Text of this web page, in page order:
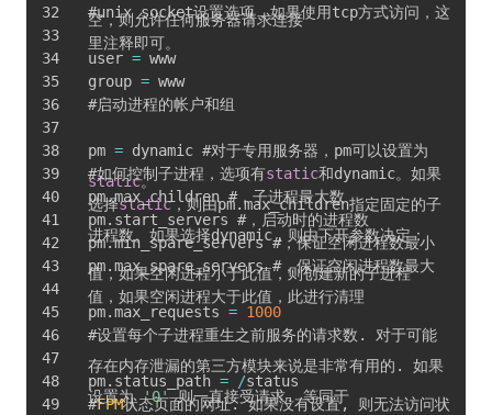
空，则允许任何服务器请求连接
#unix socket设置选项，如果使用tcp方式访问，这
里注释即可。
user = www
group = www
#启动进程的帐户和组
pm = dynamic #对于专用服务器，pm可以设置为
static。
#如何控制子进程，选项有static和dynamic。如果
选择static，则由pm.max_children指定固定的子
进程数。如果选择dynamic，则由下开参数决定：
pm.max_children #，子进程最大数
pm. start_servers #，启动时的进程数
pm.min_spare_servers #，保证空闲进程数最小
值，如果空闲进程小于此值，则创建新的子进程
pm.max_spare_servers #，保证空闲进程数最大
值，如果空闲进程大于此值，此进行清理
pm.max_requests = 1000
#设置每个子进程重生之前服务的请求数 .
对于可能
存在内存泄漏的第三方模块来说是非常有用的 .
如果
设置为 '0' 则一直接受请求.
pm. status_path = /status
#FPM状态页面的网址. 如果没有设置,
则无法访问状